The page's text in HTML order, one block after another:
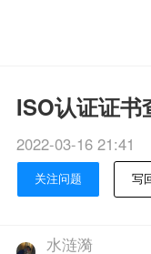
ISO认证证书
2022-03-16 21:41
关注问题 写
水涟漪